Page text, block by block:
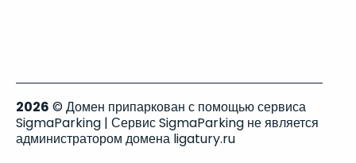
2026 © Домен припаркован с помощью сервиса
SigmaParking | Сервис SigmaParking не является
администратором домена ligatury.ru